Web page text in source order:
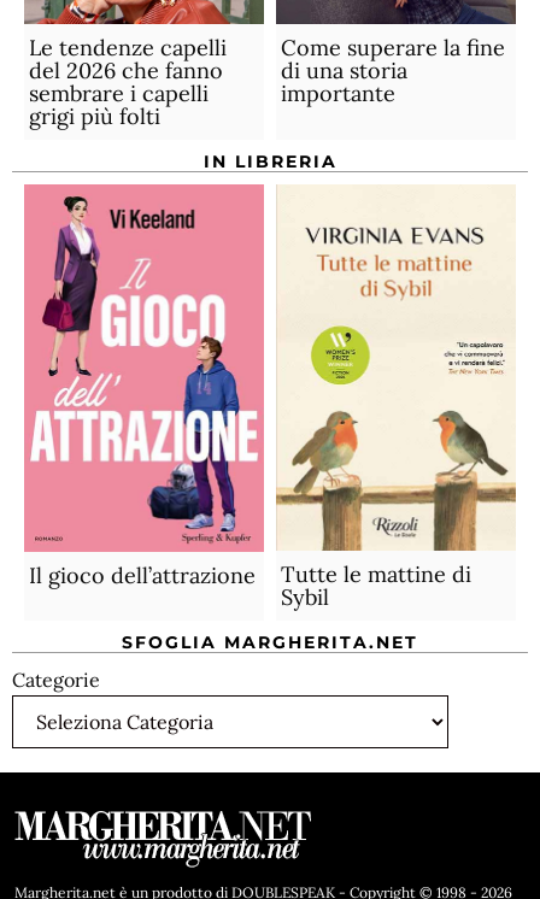
Le tendenze capelli
del 2026 che fanno
sembrare i capelli
grigi più folti
Come superare la fine
di una storia
importante
IN LIBRERIA
Il gioco dell’attrazione
Tutte le mattine di
Sybil
SFOGLIA MARGHERITA.NET
Categorie
Margherita.net è un prodotto di DOUBLESPEAK - Copyright © 1998 - 2026